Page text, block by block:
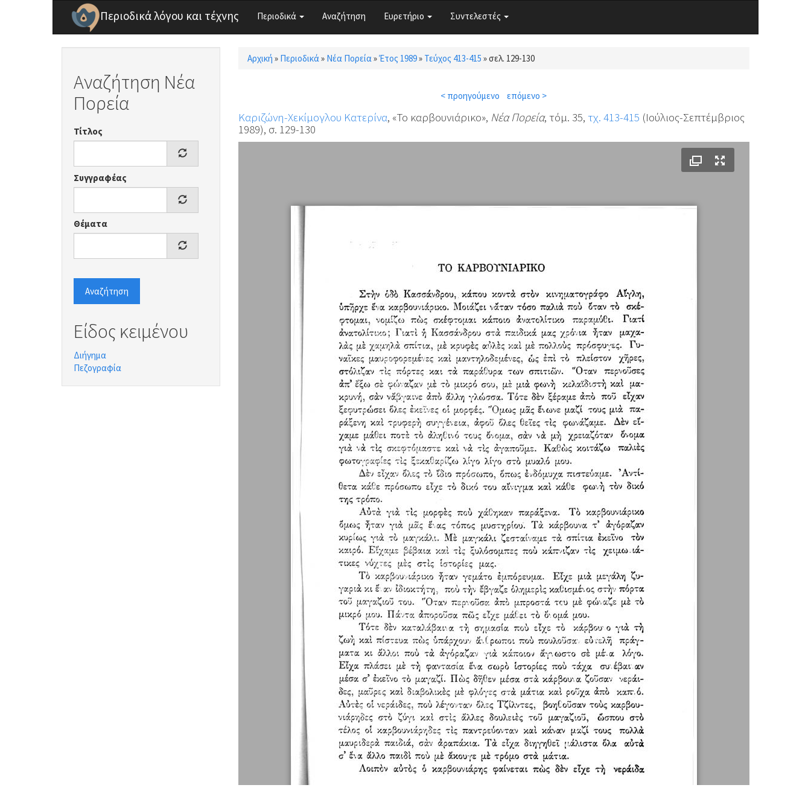
Παράκαμψη προς το κυρίως περιεχόμενο
Περιοδικά λόγου και τέχνης Περιοδικά Αναζήτηση Ευρετήριο Συντελεστές
Αναζήτηση Νέα
Πορεία
Τίτλος
Συγγραφέας
Θέματα
Αναζήτηση
Είδος κειμένου
Διήγημα
Πεζογραφία
Είστε εδώ
Αρχική » Περιοδικά» Νέα Πορεία»Έτος 1989» Τεύχος 413-415 »σελ. 129-130
< προηγούμενο επόμενο >
Καριζώνη-Χεκίμογλου Κατερίνα, «Το καρβουνιάρικο», Νέα Πορεία, τόμ. 35, τχ. 413-415 (Ιούλιος-Σεπτέμβριος
1989), σ. 129-130